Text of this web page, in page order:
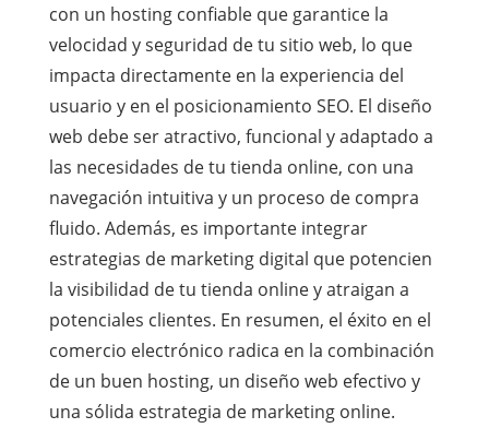
con un hosting confiable que garantice la
velocidad y seguridad de tu sitio web, lo que
impacta directamente en la experiencia del
usuario y en el posicionamiento SEO. El diseño
web debe ser atractivo, funcional y adaptado a
las necesidades de tu tienda online, con una
navegación intuitiva y un proceso de compra
fluido. Además, es importante integrar
estrategias de marketing digital que potencien
la visibilidad de tu tienda online y atraigan a
potenciales clientes. En resumen, el éxito en el
comercio electrónico radica en la combinación
de un buen hosting, un diseño web efectivo y
una sólida estrategia de marketing online.